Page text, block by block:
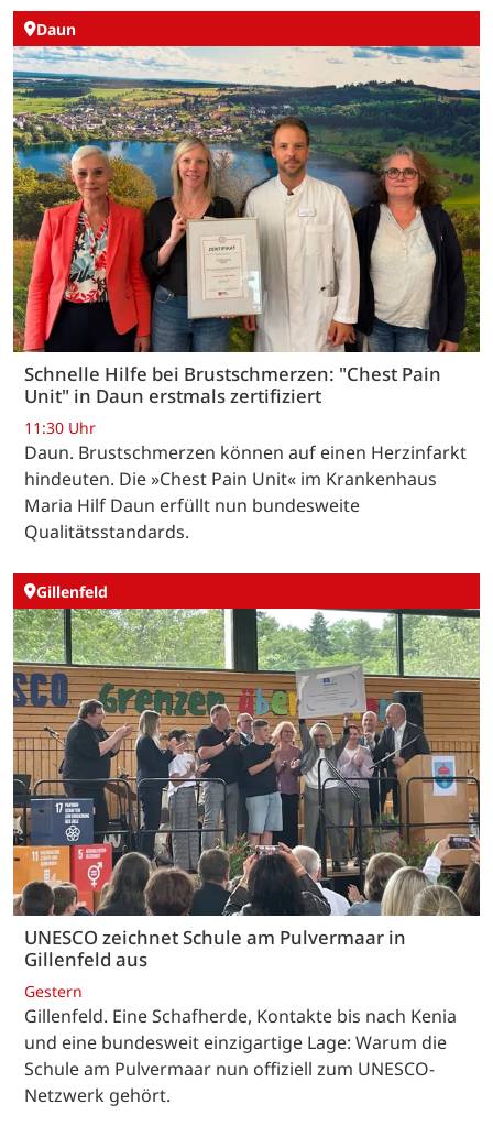
Daun
Schnelle Hilfe bei Brustschmerzen: "Chest Pain
Unit" in Daun erstmals zertifiziert
11:30 Uhr
Daun. Brustschmerzen können auf einen Herzinfarkt
hindeuten. Die »Chest Pain Unit« im Krankenhaus
Maria Hilf Daun erfüllt nun bundesweite
Qualitätsstandards.
Gillenfeld
UNESCO zeichnet Schule am Pulvermaar in
Gillenfeld aus
Gestern
Gillenfeld. Eine Schafherde, Kontakte bis nach Kenia
und eine bundesweit einzigartige Lage: Warum die
Schule am Pulvermaar nun offiziell zum UNESCO-
Netzwerk gehört.